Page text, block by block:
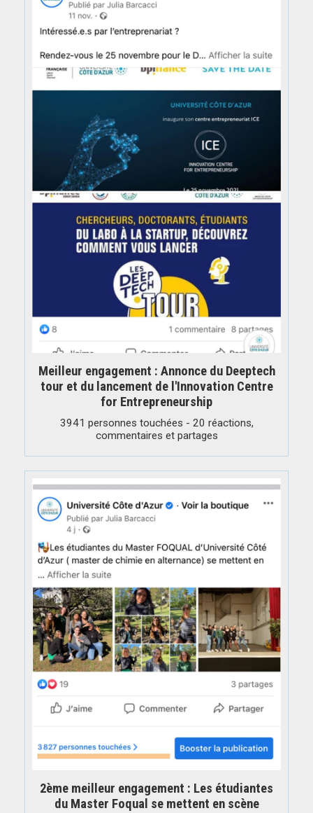
Meilleur engagement : Annonce du Deeptech
tour et du lancement de l'Innovation Centre
for Entrepreneurship
3941 personnes touchées - 20 réactions,
commentaires et partages
2ème meilleur engagement : Les étudiantes
du Master Foqual se mettent en scène